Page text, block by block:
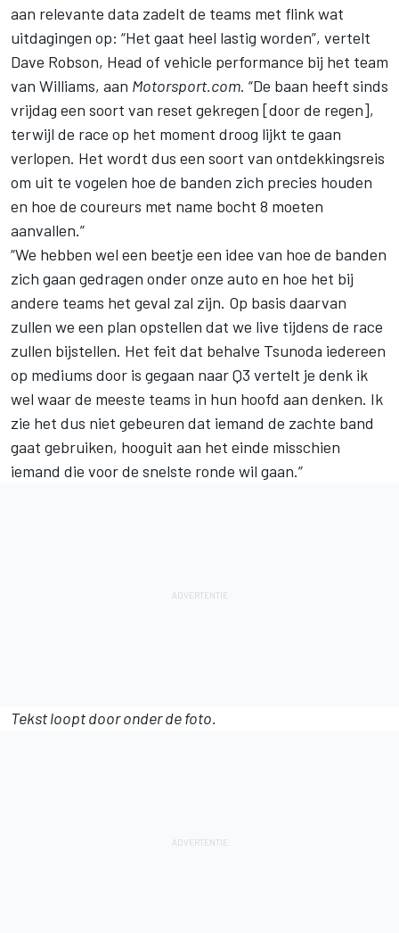
aan relevante data zadelt de teams met flink wat
uitdagingen op: “Het gaat heel lastig worden”, vertelt
Dave Robson, Head of vehicle performance bij het team
van Williams, aan Motorsport.com. “De baan heeft sinds
vrijdag een soort van reset gekregen [door de regen],
terwijl de race op het moment droog lijkt te gaan
verlopen. Het wordt dus een soort van ontdekkingsreis
om uit te vogelen hoe de banden zich precies houden
en hoe de coureurs met name bocht 8 moeten
aanvallen.”
“We hebben wel een beetje een idee van hoe de banden
zich gaan gedragen onder onze auto en hoe het bij
andere teams het geval zal zijn. Op basis daarvan
zullen we een plan opstellen dat we live tijdens de race
zullen bijstellen. Het feit dat behalve Tsunoda iedereen
op mediums door is gegaan naar Q3 vertelt je denk ik
wel waar de meeste teams in hun hoofd aan denken. Ik
zie het dus niet gebeuren dat iemand de zachte band
gaat gebruiken, hooguit aan het einde misschien
iemand die voor de snelste ronde wil gaan.”
Tekst loopt door onder de foto.